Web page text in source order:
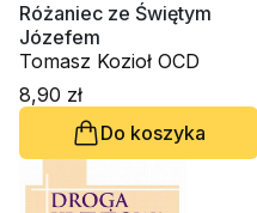
Różaniec ze Świętym
Józefem
Tomasz Kozioł OCD
8,90 zł
Do koszyka